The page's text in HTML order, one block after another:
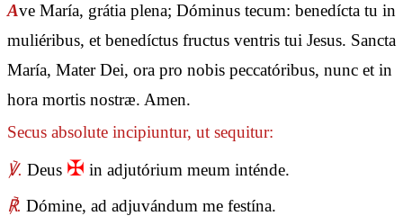
Ave María, grátia plena; Dóminus tecum: benedícta tu in
muliéribus, et benedíctus fructus ventris tui Jesus. Sancta
María, Mater Dei, ora pro nobis peccatóribus, nunc et in
hora mortis nostræ. Amen.
Secus absolute incipiuntur, ut sequitur:
℣. Deus ✠ in adjutórium meum inténde.
℟. Dómine, ad adjuvándum me festína.